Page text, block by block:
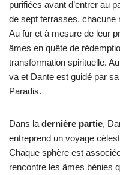
purifiées avant d’entrer au
de sept terrasses, chacune
Au fur et à mesure de leur
âmes en quête de
transformation spirituelle.
va et Dante est guidé par
Paradis.
Dans la dernière partie,
entreprend un voyage
Chaque sphère est
rencontre les âmes bénies